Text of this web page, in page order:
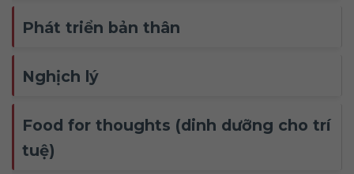
Phát triển bản thân
Nghịch lý
Food for thoughts (dinh dưỡng cho trí
tuệ)